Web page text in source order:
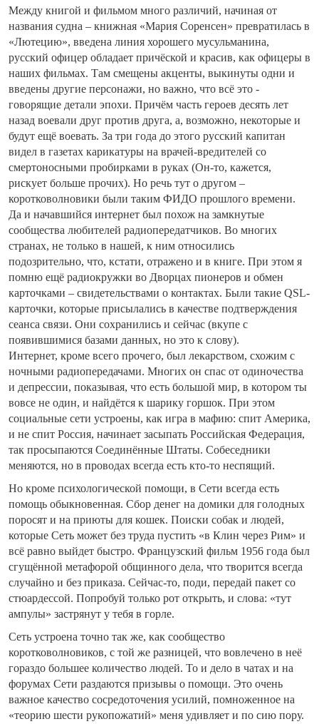
Между книгой и фильмом много различий, начиная от
названия судна – книжная «Мария Соренсен» превратилась в
«Лютецию», введена линия хорошего мусульманина,
русский офицер обладает причёской и красив, как офицеры в
наших фильмах. Там смещены акценты, выкинуты одни и
введены другие персонажи, но важно, что всё это -
говорящие детали эпохи. Причём часть героев десять лет
назад воевали друг против друга, а, возможно, некоторые и
будут ещё воевать. За три года до этого русский капитан
видел в газетах карикатуры на врачей-вредителей со
смертоносными пробирками в руках (Он-то, кажется,
рискует больше прочих). Но речь тут о другом –
коротковолновики были таким ФИДО прошлого времени.
Да и начавшийся интернет был похож на замкнутые
сообщества любителей радиопередатчиков. Во многих
странах, не только в нашей, к ним относились
подозрительно, что, кстати, отражено и в книге. При этом я
помню ещё радиокружки во Дворцах пионеров и обмен
карточками – свидетельствами о контактах. Были такие QSL-
карточки, которые присылались в качестве подтверждения
сеанса связи. Они сохранились и сейчас (вкупе с
появившимися базами данных, но это к слову).
Интернет, кроме всего прочего, был лекарством, схожим с
ночными радиопередачами. Многих он спас от одиночества
и депрессии, показывая, что есть большой мир, в котором ты
вовсе не один, и найдётся к шарику горшок. При этом
социальные сети устроены, как игра в мафию: спит Америка,
и не спит Россия, начинает засыпать Российская Федерация,
так просыпаются Соединённые Штаты. Собеседники
меняются, но в проводах всегда есть кто-то неспящий.
Но кроме психологической помощи, в Сети всегда есть
помощь обыкновенная. Сбор денег на домики для голодных
поросят и на приюты для кошек. Поиски собак и людей,
которые Сеть может без труда пустить «в Клин через Рим» и
всё равно выйдет быстро. Французский фильм 1956 года был
сгущённой метафорой общинного дела, что творится всегда
случайно и без приказа. Сейчас-то, поди, передай пакет со
стюардессой. Попробуй только рот открыть, и слова: «тут
ампулы» застрянут у тебя в горле.
Сеть устроена точно так же, как сообщество
коротковолновиков, с той же разницей, что вовлечено в неё
гораздо большее количество людей. То и дело в чатах и на
форумах Сети раздаются призывы о помощи. Это очень
важное качество сосредоточения усилий, помноженное на
«теорию шести рукопожатий» меня удивляет и по сию пору.